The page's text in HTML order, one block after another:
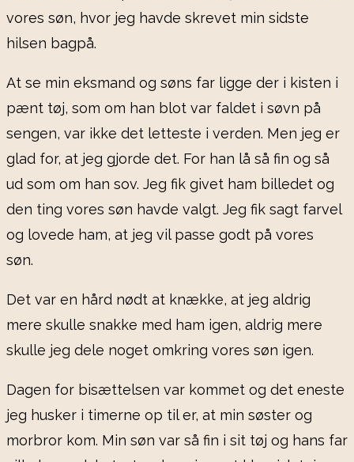
vores søn, hvor jeg havde skrevet min sidste
hilsen bagpå.
At se min eksmand og søns far ligge der i kisten i
pænt tøj, som om han blot var faldet i søvn på
sengen, var ikke det letteste i verden. Men jeg er
glad for, at jeg gjorde det. For han lå så fin og så
ud som om han sov. Jeg fik givet ham billedet og
den ting vores søn havde valgt. Jeg fik sagt farvel
og lovede ham, at jeg vil passe godt på vores
søn.
Det var en hård nødt at knække, at jeg aldrig
mere skulle snakke med ham igen, aldrig mere
skulle jeg dele noget omkring vores søn igen.
Dagen for bisættelsen var kommet og det eneste
jeg husker i timerne op til er, at min søster og
morbror kom. Min søn var så fin i sit tøj og hans far